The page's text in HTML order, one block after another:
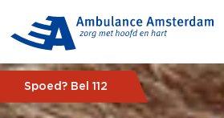
Spoed? Bel 112